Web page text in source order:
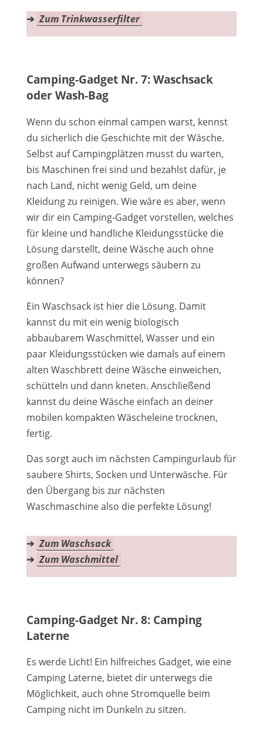
➔ Zum Trinkwasserfilter
Camping-Gadget Nr. 7: Waschsack
oder Wash-Bag
Wenn du schon einmal campen warst, kennst
du sicherlich die Geschichte mit der Wäsche.
Selbst auf Campingplätzen musst du warten,
bis Maschinen frei sind und bezahlst dafür, je
nach Land, nicht wenig Geld, um deine
Kleidung zu reinigen. Wie wäre es aber, wenn
wir dir ein Camping-Gadget vorstellen, welches
für kleine und handliche Kleidungsstücke die
Lösung darstellt, deine Wäsche auch ohne
großen Aufwand unterwegs säubern zu
können?
Ein Waschsack ist hier die Lösung. Damit
kannst du mit ein wenig biologisch
abbaubarem Waschmittel, Wasser und ein
paar Kleidungsstücken wie damals auf einem
alten Waschbrett deine Wäsche einweichen,
schütteln und dann kneten. Anschließend
kannst du deine Wäsche einfach an deiner
mobilen kompakten Wäscheleine trocknen,
fertig.
Das sorgt auch im nächsten Campingurlaub für
saubere Shirts, Socken und Unterwäsche. Für
den Übergang bis zur nächsten
Waschmaschine also die perfekte Lösung!
➔ Zum Waschsack
➔ Zum Waschmittel
Camping-Gadget Nr. 8: Camping
Laterne
Es werde Licht! Ein hilfreiches Gadget, wie eine
Camping Laterne, bietet dir unterwegs die
Möglichkeit, auch ohne Stromquelle beim
Camping nicht im Dunkeln zu sitzen.